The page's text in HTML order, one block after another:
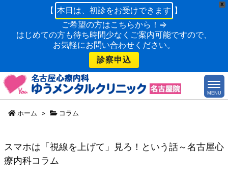
X
【 本日は、初診をお受けできます 】
ご希望の方はこちらから！⇒
はじめての方も待ち時間少なくご案内可能ですので、
お気軽にお問い合わせください。
診察申込
MENU
ホーム > コラム
スマホは「視線を上げて」見ろ！という話～名古屋心
療内科コラム